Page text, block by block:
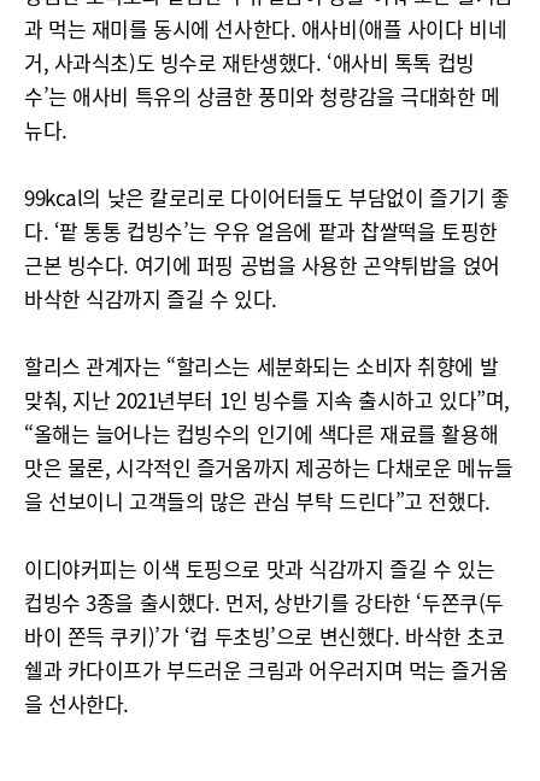
과 먹는 재미를 동시에 선사한다. 애사비(애플 사이다 비네
거, 사과식초)도 빙수로 재탄생했다. ‘애사비 톡톡 컵빙
수’는 애사비 특유의 상큼한 풍미와 청량감을 극대화한 메
뉴다.
99kcal의 낮은 칼로리로 다이어터들도 부담없이 즐기기 좋
다. ‘팥 통통 컵빙수’는 우유 얼음에 팥과 찹쌀떡을 토핑한
근본 빙수다. 여기에 퍼핑 공법을 사용한 곤약튀밥을 얹어
바삭한 식감까지 즐길 수 있다.
할리스 관계자는 “할리스는 세분화되는 소비자 취향에 발
맞춰, 지난 2021년부터 1인 빙수를 지속 출시하고 있다”며,
“올해는 늘어나는 컵빙수의 인기에 색다른 재료를 활용해
맛은 물론, 시각적인 즐거움까지 제공하는 다채로운 메뉴들
을 선보이니 고객들의 많은 관심 부탁 드린다”고 전했다.
이디야커피는 이색 토핑으로 맛과 식감까지 즐길 수 있는
컵빙수 3종을 출시했다. 먼저, 상반기를 강타한 ‘두쫀쿠(두
바이 쫀득 쿠키)’가 ‘컵 두초빙’으로 변신했다. 바삭한 초코
쉘과 카다이프가 부드러운 크림과 어우러지며 먹는 즐거움
을 선사한다.